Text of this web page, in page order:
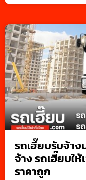
รถเฮี๊ยบรับจ้าง
จ้าง รถเฮี๊ยบให้
ราคาถูก